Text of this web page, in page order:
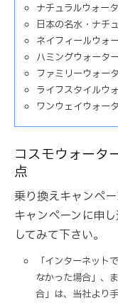
ナチュラルウォー
日本の名水・ナチ
ネイフィールウォ
ハミングウォーター
ファミリーウォー
ライフスタイルウ
ワンウェイウォー
コスモウォータ
点
乗り換えキャンペ
キャンペーンに申
してみて下さい。
「インターネット
なかった場合」、
合」は、当社より